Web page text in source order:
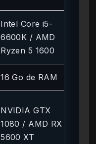
Intel Core i5-
6600K / AMD
Ryzen 5 1600
16 Go de RAM
NVIDIA GTX
1080 / AMD RX
5600 XT